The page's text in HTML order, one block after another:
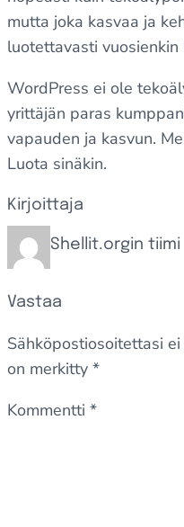
mutta joka kasvaa ja
luotettavasti vuosienkin
WordPress ei ole
yrittäjän paras
vapauden ja kasvun.
Luota sinäkin.
Kirjoittaja
Shellit.orgin tiimi
Vastaa
Sähköpostiosoitettasi
on merkitty *
Kommentti *